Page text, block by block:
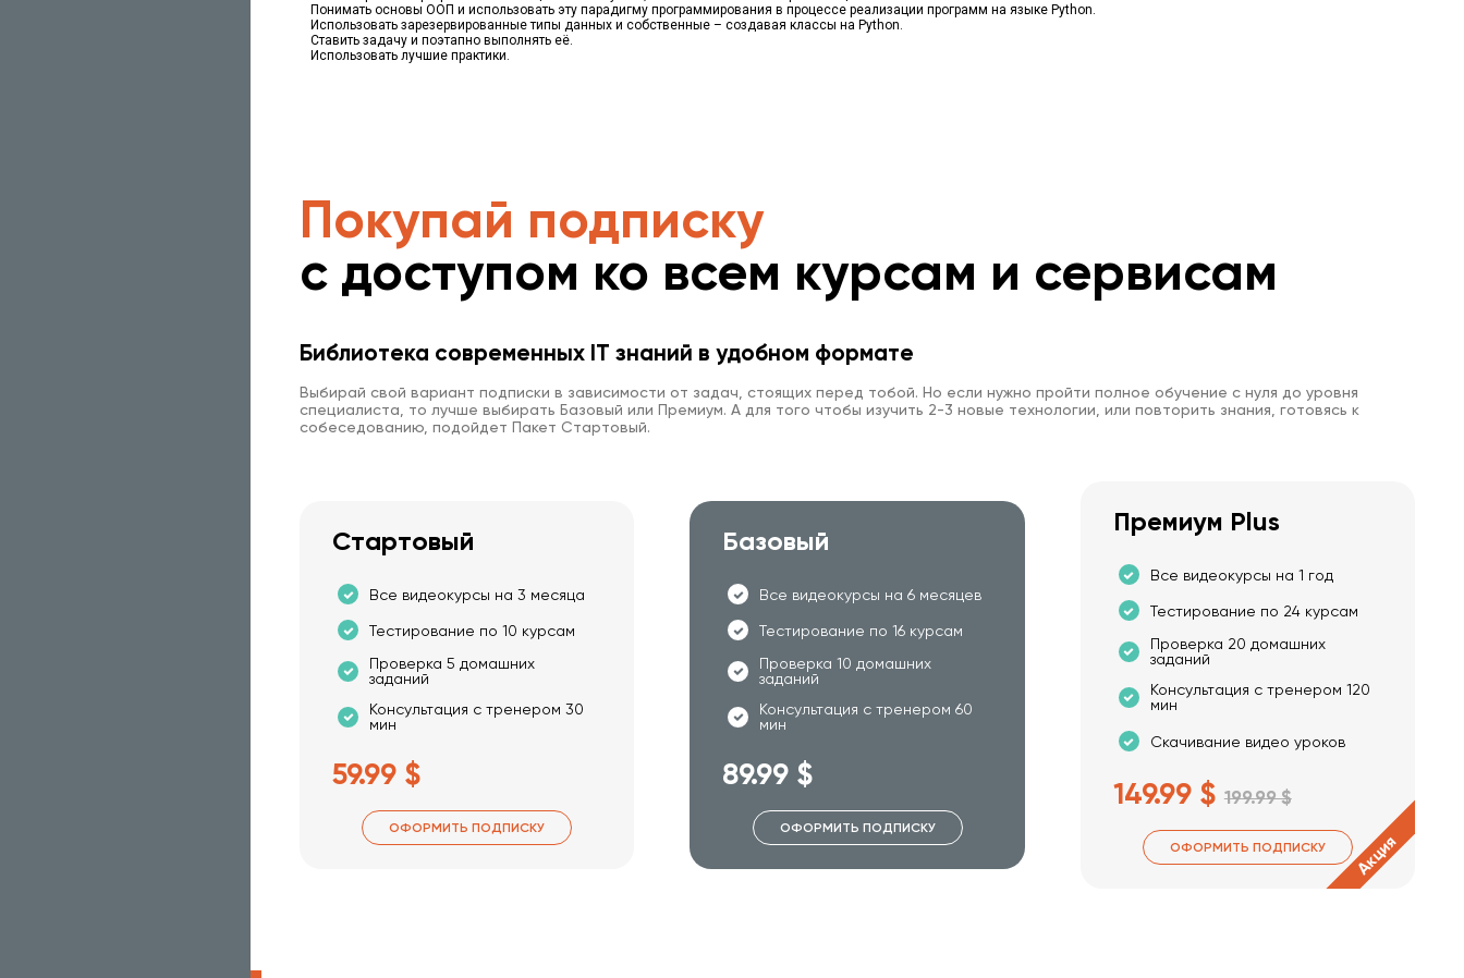
Понимать основы ООП и использовать эту парадигму программирования в процессе реализации программ на языке Python.
Использовать зарезервированные типы данных и собственные – создавая классы на Python.
Ставить задачу и поэтапно выполнять её.
Использовать лучшие практики.
Покупай подписку
с доступом ко всем курсам и сервисам
Библиотека современных IT знаний в удобном формате
Выбирай свой вариант подписки в зависимости от задач, стоящих перед тобой. Но если нужно пройти полное обучение с нуля до уровня
специалиста, то лучше выбирать Базовый или Премиум. А для того чтобы изучить 2-3 новые технологии, или повторить знания, готовясь к
собеседованию, подойдет Пакет Стартовый.
Стартовый
Все видеокурсы на 3 месяца
Тестирование по 10 курсам
Проверка 5 домашних
заданий
Консультация с тренером 30
мин
59.99 $
ОФОРМИТЬ ПОДПИСКУ
Базовый
Все видеокурсы на 6 месяцев
Тестирование по 16 курсам
Проверка 10 домашних
заданий
Консультация с тренером 60
мин
89.99 $
ОФОРМИТЬ ПОДПИСКУ
Премиум Plus
Все видеокурсы на 1 год
Тестирование по 24 курсам
Проверка 20 домашних
заданий
Консультация с тренером 120
мин
Скачивание видео уроков
149.99 $ 199.99 $
ОФОРМИТЬ ПОДПИСКУ Акция